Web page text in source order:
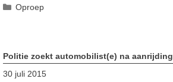
Categorieën
Oproep
Politie zoekt automobilist(e) na aanrijding
30 juli 2015